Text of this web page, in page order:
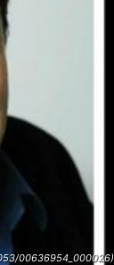
00636954_000026)